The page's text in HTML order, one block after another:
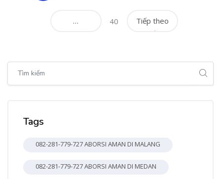
… 40 Tiếp theo
Tags
082-281-779-727 ABORSI AMAN DI MALANG
082-281-779-727 ABORSI AMAN DI MEDAN